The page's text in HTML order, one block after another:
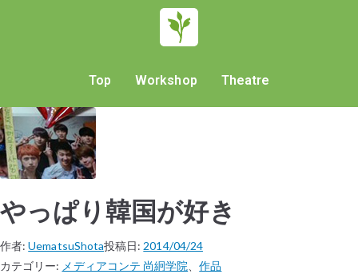
Top Workshop Theatre
やっぱり韓国が好き
作者:UematsuShota投稿日: 2014/04/24
カテゴリー: メディアコンテ 尚絅学院 、作品